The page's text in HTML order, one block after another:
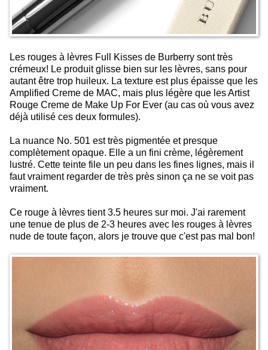
Les rouges à lèvres Full Kisses de Burberry sont très
crémeux! Le produit glisse bien sur les lèvres, sans pour
autant être trop huileux. La texture est plus épaisse que les
Amplified Creme de MAC, mais plus légère que les Artist
Rouge Creme de Make Up For Ever (au cas où vous avez
déjà utilisé ces deux formules).
La nuance No. 501 est très pigmentée et presque
complètement opaque. Elle a un fini crème, légèrement
lustré. Cette teinte file un peu dans les fines lignes, mais il
faut vraiment regarder de très près sinon ça ne se voit pas
vraiment.
Ce rouge à lèvres tient 3.5 heures sur moi. J'ai rarement
une tenue de plus de 2-3 heures avec les rouges à lèvres
nude de toute façon, alors je trouve que c'est pas mal bon!